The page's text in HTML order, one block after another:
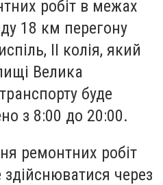
робіт в межах
18 км перегону
II колія, який
Велика
буде
з 8:00 до 20:00.
ремонтних робіт
здійснюватися через